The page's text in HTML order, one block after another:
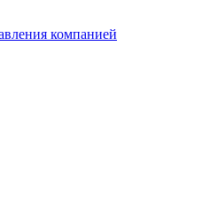
компанией